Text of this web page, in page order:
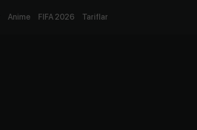
Anime FIFA 2026 Tariflar